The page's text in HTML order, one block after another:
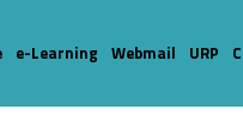
e-Learning Webmail URP